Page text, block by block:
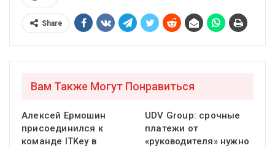
Share
Вам Также Могут Понравиться
Алексей Ермошин
присоединился к
команде ITKey в
UDV Group: срочные
платежи от
«руководителя» нужно